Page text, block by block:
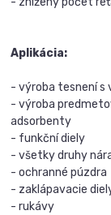
Aplikácia:
- výroba tesnení s
- výroba
adsorbenty
- funkční diely
- všetky druhy
- ochranné púzdra
- zaklápavacie
- rukávy